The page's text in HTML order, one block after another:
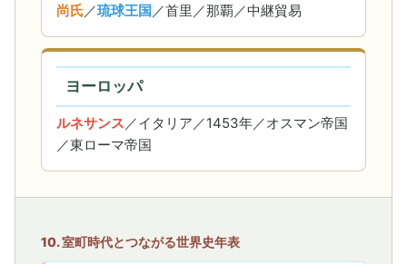
尚氏／琉球王国 ／首里／那覇／中継貿易
ヨーロッパ
ルネサンス／イタリア／1453年／オスマン帝国
／東ローマ帝国
10. 室町時代とつながる世界史年表